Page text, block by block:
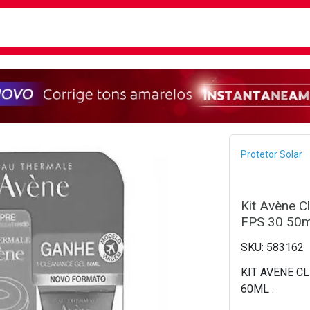
Protetor Solar
Kit Avène
FPS 30
583162
KIT AVENE
60ML .